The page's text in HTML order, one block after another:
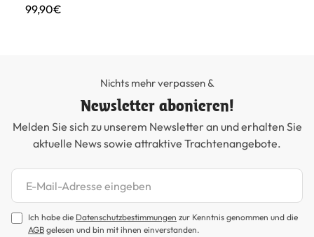
99,90€
Nichts mehr verpassen &
Newsletter abonieren!
Melden Sie sich zu unserem Newsletter an und erhalten Sie
aktuelle News sowie attraktive Trachtenangebote.
Newsletter abonnieren
Ich habe die Datenschutzbestimmungen zur Kenntnis genommen und die
AGB gelesen und bin mit ihnen einverstanden.